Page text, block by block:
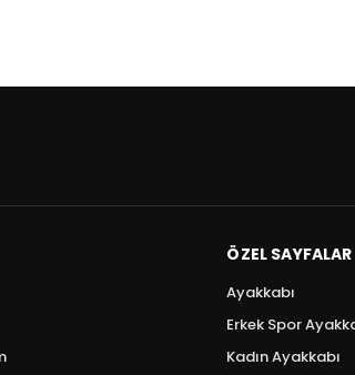
ÖZEL SAYFALAR
Ayakkabı
Erkek Spor
Kadın Ayakkabı